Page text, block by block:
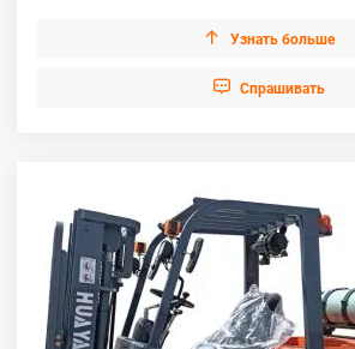
 Узнать больше
 Cпрашивать